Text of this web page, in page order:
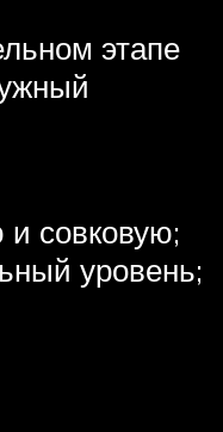
этапе
совковую;
уровень;